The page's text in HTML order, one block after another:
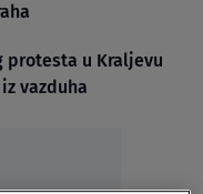
protesta u Kraljevu
vazduha